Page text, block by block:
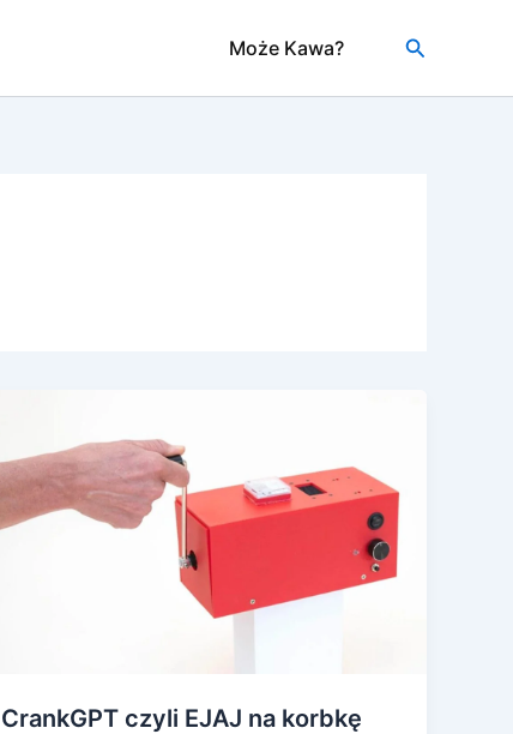
Może Kawa? Szukaj
CrankGPT czyli EJAJ na korbkę